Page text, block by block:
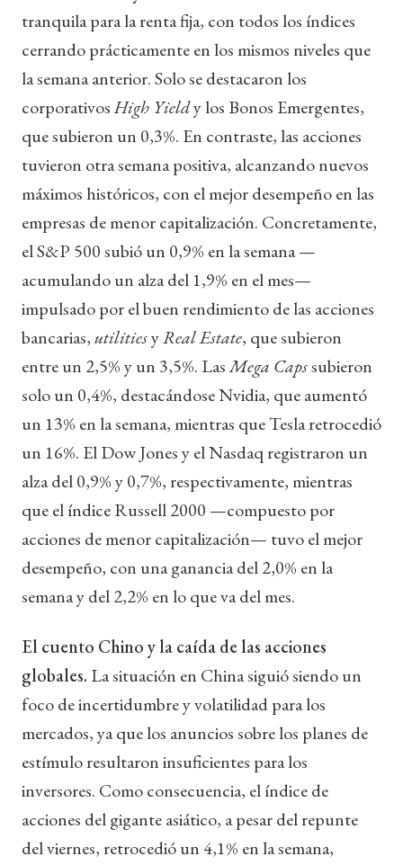
tranquila para la renta fija, con todos los índices
cerrando prácticamente en los mismos niveles que
la semana anterior. Solo se destacaron los
corporativosHigh Yieldy los Bonos Emergentes,
que subieron un 0,3%. En contraste, las acciones
tuvieron otra semana positiva, alcanzando nuevos
máximos históricos, con el mejor desempeño en las
empresas de menor capitalización. Concretamente,
el S&P 500 subió un 0,9% en la semana —
acumulando un alza del 1,9% en el mes—
impulsado por el buen rendimiento de las acciones
bancarias,utilitiesyReal Estate, que subieron
entre un 2,5% y un 3,5%. LasMega Capssubieron
solo un 0,4%, destacándose Nvidia, que aumentó
un 13% en la semana, mientras que Tesla retrocedió
un 16%. El Dow Jones y el Nasdaq registraron un
alza del 0,9% y 0,7%, respectivamente, mientras
que el índice Russell 2000 —compuesto por
acciones de menor capitalización— tuvo el mejor
desempeño, con una ganancia del 2,0% en la
semana y del 2,2% en lo que va del mes.
El cuento Chino y la caída de las acciones
globales. La situación en China siguió siendo un
foco de incertidumbre y volatilidad para los
mercados, ya que los anuncios sobre los planes de
estímulo resultaron insuficientes para los
inversores. Como consecuencia, el índice de
acciones del gigante asiático, a pesar del repunte
del viernes, retrocedió un 4,1% en la semana,